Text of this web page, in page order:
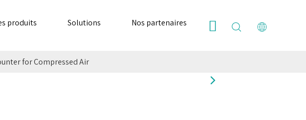
produits Solutions Nos partenaires Ressources
for Compressed Air